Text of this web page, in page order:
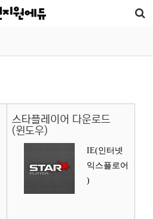
스타플레이어 다운로드
(윈도우)
IE(인터넷
익스플로어
)